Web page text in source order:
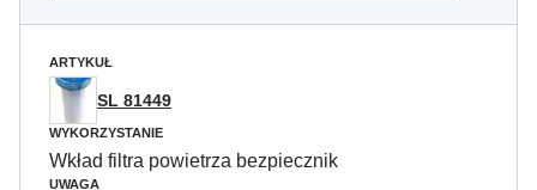
ARTYKUŁ
SL 81449
WYKORZYSTANIE
Wkład filtra powietrza bezpiecznik
UWAGA